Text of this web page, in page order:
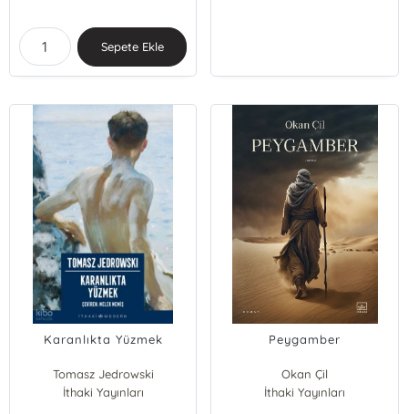
Sepete Ekle
Karanlıkta Yüzmek
Tomasz Jedrowski
İthaki Yayınları
Peygamber
Okan Çil
İthaki Yayınları